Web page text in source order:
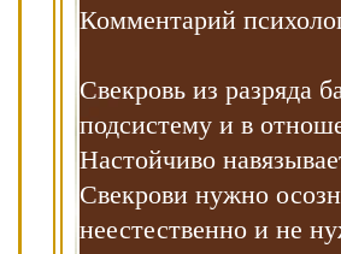
Комментарий
Свекровь из разряда
подсистему и в
Настойчиво
Свекрови нужно
неестественно и не